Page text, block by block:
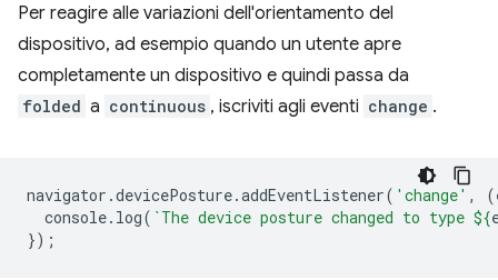
Per reagire alle variazioni dell'orientamento del
dispositivo, ad esempio quando un utente apre
completamente un dispositivo e quindi passa da
folded a continuous , iscriviti agli eventi change .
navigator .devicePosture.addEventListener( 'change' , (
console. log( `The device posture changed to type ${
});